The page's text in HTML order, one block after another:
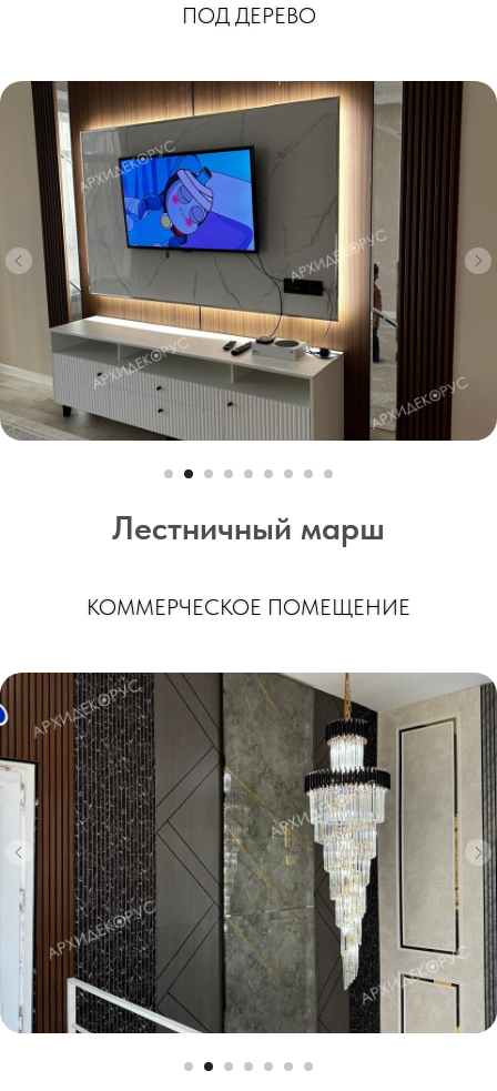
ПОД ДЕРЕВО
Лестничный марш
КОММЕРЧЕСКОЕ ПОМЕЩЕНИЕ